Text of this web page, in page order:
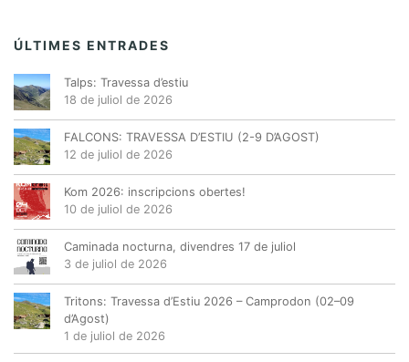
ÚLTIMES ENTRADES
Talps: Travessa d’estiu
18 de juliol de 2026
FALCONS: TRAVESSA D’ESTIU (2-9 D’AGOST)
12 de juliol de 2026
Kom 2026: inscripcions obertes!
10 de juliol de 2026
Caminada nocturna, divendres 17 de juliol
3 de juliol de 2026
Tritons: Travessa d’Estiu 2026 – Camprodon (02–09
d’Agost)
1 de juliol de 2026